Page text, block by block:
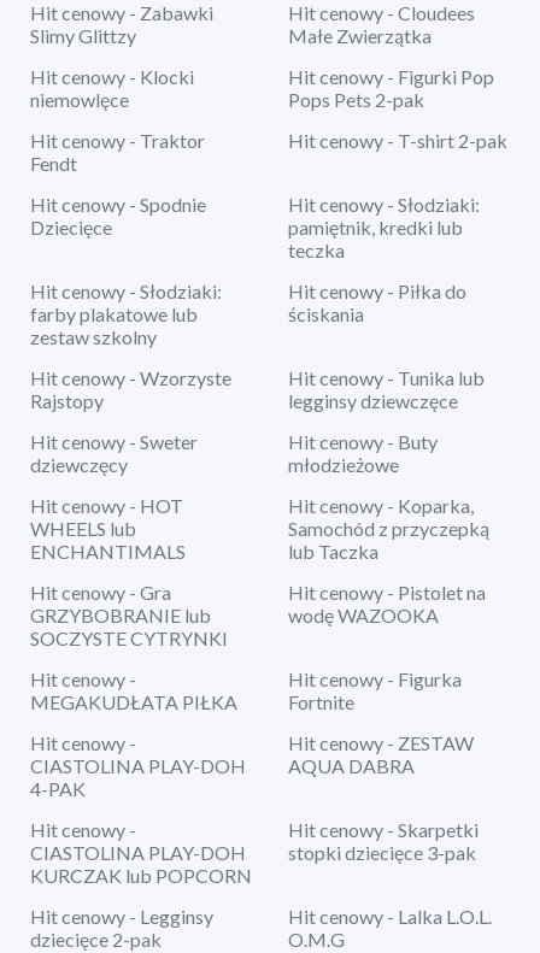
Hit cenowy - Zabawki
Slimy Glittzy
Hit cenowy - Cloudees
Małe Zwierzątka
Hit cenowy - Klocki
niemowlęce
Hit cenowy - Figurki Pop
Pops Pets 2-pak
Hit cenowy - Traktor
Fendt
Hit cenowy - T-shirt 2-pak
Hit cenowy - Spodnie
Dziecięce
Hit cenowy - Słodziaki:
pamiętnik, kredki lub
teczka
Hit cenowy - Słodziaki:
farby plakatowe lub
zestaw szkolny
Hit cenowy - Piłka do
ściskania
Hit cenowy - Wzorzyste
Rajstopy
Hit cenowy - Tunika lub
legginsy dziewczęce
Hit cenowy - Sweter
dziewczęcy
Hit cenowy - Buty
młodzieżowe
Hit cenowy - HOT
WHEELS lub
ENCHANTIMALS
Hit cenowy - Koparka,
Samochód z przyczepką
lub Taczka
Hit cenowy - Gra
GRZYBOBRANIE lub
SOCZYSTE CYTRYNKI
Hit cenowy - Pistolet na
wodę WAZOOKA
Hit cenowy -
MEGAKUDŁATA PIŁKA
Hit cenowy - Figurka
Fortnite
Hit cenowy -
CIASTOLINA PLAY-DOH
4-PAK
Hit cenowy - ZESTAW
AQUA DABRA
Hit cenowy -
CIASTOLINA PLAY-DOH
KURCZAK lub POPCORN
Hit cenowy - Skarpetki
stopki dziecięce 3-pak
Hit cenowy - Legginsy
dziecięce 2-pak
Hit cenowy - Lalka L.O.L.
O.M.G